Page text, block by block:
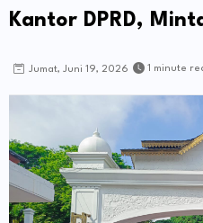
Kantor DPRD,
Jumat, Juni 19, 2026 1 minute